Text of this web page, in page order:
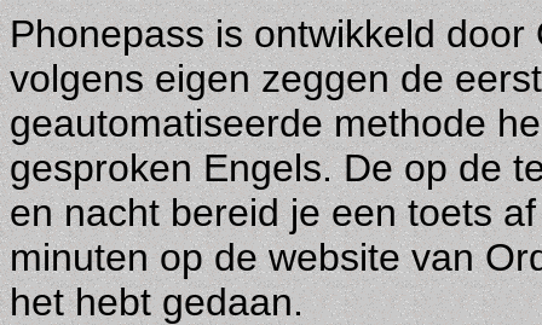
Phonepass is ontwikkeld
volgens eigen zeggen de
geautomatiseerde methode
gesproken Engels. De op de
en nacht bereid je een toets
minuten op de website van
het hebt gedaan.